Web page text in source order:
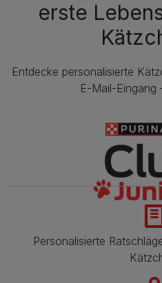
erste
Entdecke personalisierte
E-Mail-Eingang
Personalisierte